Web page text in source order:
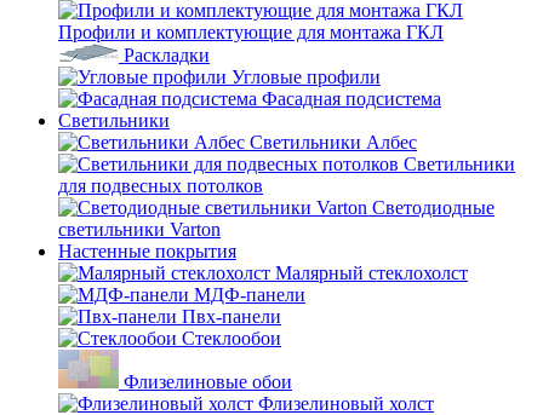
Профили и комплектующие для монтажа ГКЛ
Раскладки
Угловые профили
Фасадная подсистема
Светильники
Светильники Албес
Светильники
для подвесных потолков
Светодиодные
светильники Varton
Настенные покрытия
Малярный стеклохолст
МДФ-панели
Пвх-панели
Стеклообои
Флизелиновые обои
Флизелиновый холст